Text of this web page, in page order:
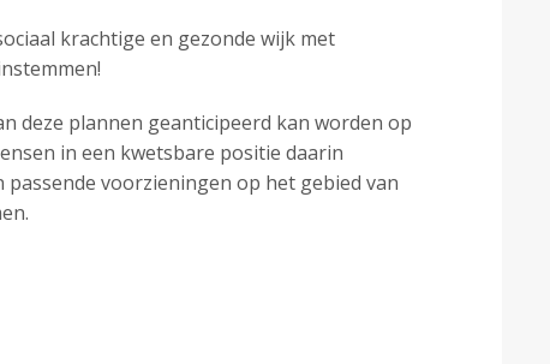
krachtige en gezonde wijk met
deze plannen geanticipeerd kan worden op
in een kwetsbare positie daarin
voorzieningen op het gebied van